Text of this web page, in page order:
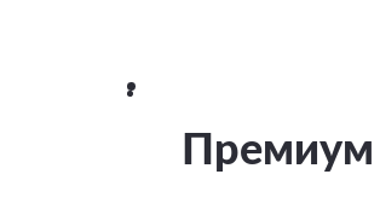
Премиум